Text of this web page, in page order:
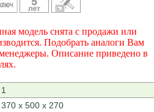
модель снята с продажи или
Подобрать аналоги Вам
Описание приведено в
1
370 х 500 х 270